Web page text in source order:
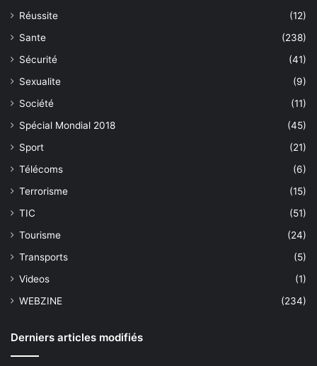
Réussite
(12)
Sante
(238)
Sécurité
(41)
Sexualite
(9)
Société
(11)
Spécial Mondial 2018
(45)
Sport
(21)
Télécoms
(6)
Terrorisme
(15)
TIC
(51)
Tourisme
(24)
Transports
(5)
Videos
(1)
WEBZINE
(234)
Derniers articles modifiés